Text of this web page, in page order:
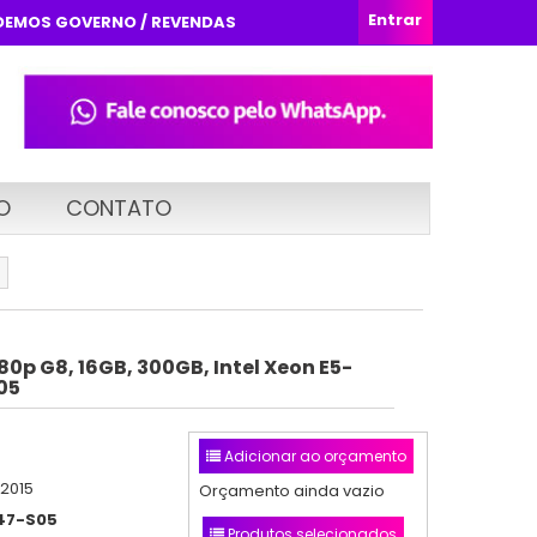
Entrar
GOVERNO / REVENDAS
CONTATO
G8, 16GB, 300GB, Intel Xeon E5-
S05
Adicionar ao orçamento
Orçamento ainda vazio